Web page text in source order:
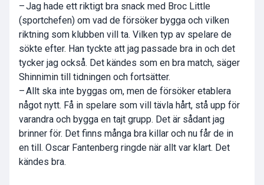
– Jag hade ett riktigt bra snack med Broc Little
(sportchefen) om vad de försöker bygga och vilken
riktning som klubben vill ta. Vilken typ av spelare de
sökte efter. Han tyckte att jag passade bra in och det
tycker jag också. Det kändes som en bra match, säger
Shinnimin till tidningen och fortsätter.
– Allt ska inte byggas om, men de försöker etablera
något nytt. Få in spelare som vill tävla hårt, stå upp för
varandra och bygga en tajt grupp. Det är sådant jag
brinner för. Det finns många bra killar och nu får de in
en till. Oscar Fantenberg ringde när allt var klart. Det
kändes bra.